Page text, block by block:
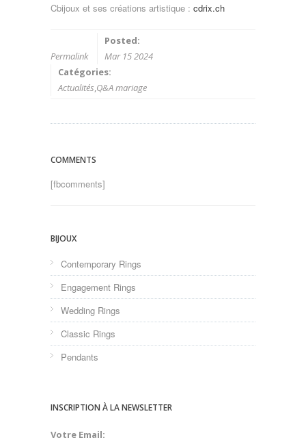
Cbijoux et ses créations artistique : cdrix.ch
Permalink
Posted:
Mar 15 2024
Catégories:
Actualités,Q&A mariage
COMMENTS
[fbcomments]
BIJOUX
Contemporary Rings
Engagement Rings
Wedding Rings
Classic Rings
Pendants
INSCRIPTION À LA NEWSLETTER
Votre Email: